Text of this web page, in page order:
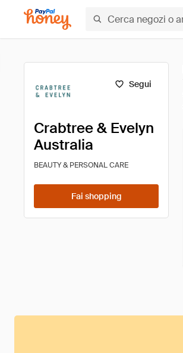
Segui
Crabtree & Evelyn
Australia
BEAUTY & PERSONAL CARE
Fai shopping